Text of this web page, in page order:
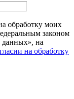
обработку моих
законом
на
на обработку